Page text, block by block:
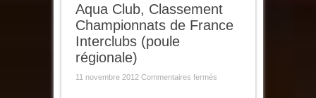
Aqua Club, Classement
Championnats de France
Interclubs (poule
régionale)
11 novembre 2012 Commentaires ferméssur